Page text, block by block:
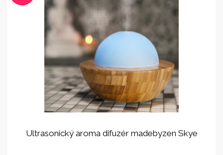
Ultrasonický aroma difuzér madebyzen Skye